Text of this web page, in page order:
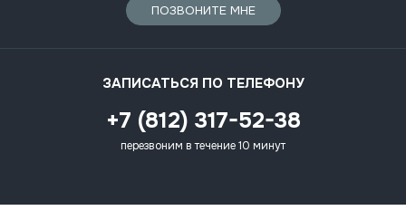
ПОЗВОНИТЕ МНЕ
ЗАПИСАТЬСЯ ПО ТЕЛЕФОНУ
+7 (812) 317-52-38
перезвоним в течение 10 минут